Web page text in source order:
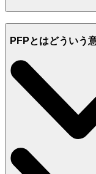
PFPとはどういう